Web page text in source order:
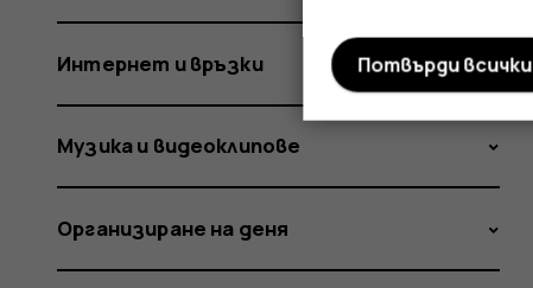
Интернет и връзки
Музика и видеоклипове
Организиране на деня
Потвърди всички